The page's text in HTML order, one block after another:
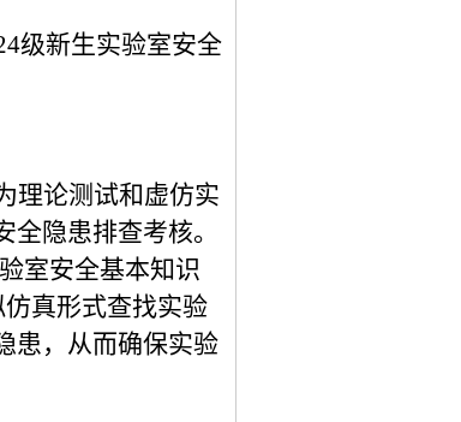
级新生实验室安全
理论测试和虚仿实
隐患排查考核。
室安全基本知识
真形式查找实验
患，从而确保实验